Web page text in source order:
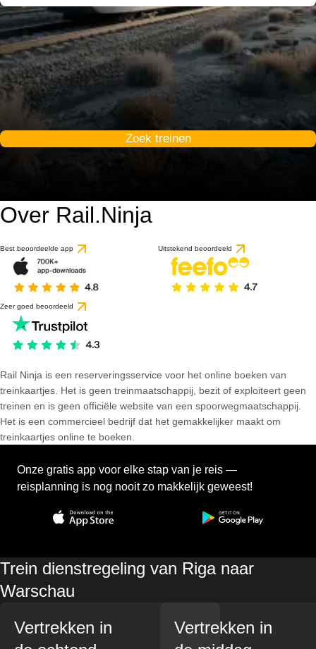
Zoek treinen
Over Rail.Ninja
Best beoordeelde app Uitstekend beoordeeld
Zeer goed beoordeeld
Rail Ninja is een reserveringsservice voor het online boeken van
treinkaartjes. Het is geen treinmaatschappij, bezit of exploiteert geen
treinen en is geen officiële website van een spoorwegmaatschappij.
Het is een commercieel bedrijf dat het gemakkelijker maakt om
treinkaartjes online te boeken.
Onze gratis app voor elke stap van je reis —
reisplanning is nog nooit zo makkelijk geweest!
Trein dienstregeling van Riga naar
Warschau
Vertrekken in
Vertrekken in